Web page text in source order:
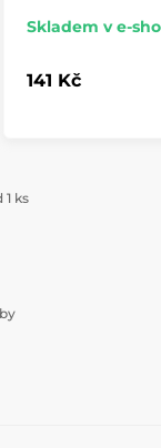
Skladem v e-
141 Kč
ks